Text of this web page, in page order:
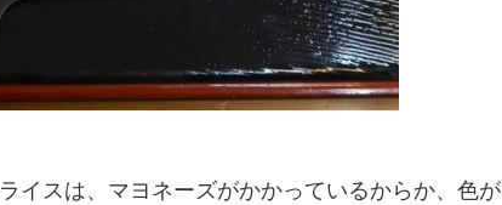
イスは、マヨネーズがかかっているからか、色が